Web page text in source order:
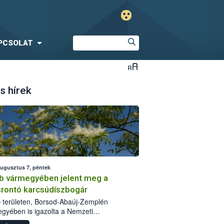
hírek
7, péntek
vármegyében jelent meg a
karcsúdíszbogár
területen, Borsod-Abaúj-Zemplén
is igazolta a Nemzeti
biztonsági Hivatal (Nébih) a